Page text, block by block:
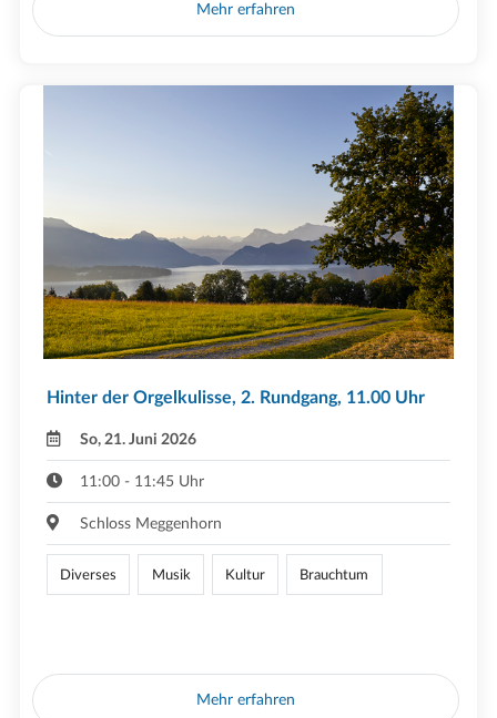
Mehr erfahren
Hinter der Orgelkulisse, 2. Rundgang, 11.00 Uhr
So, 21. Juni 2026
11:00 - 11:45 Uhr
Schloss Meggenhorn
Diverses Musik Kultur Brauchtum
Mehr erfahren